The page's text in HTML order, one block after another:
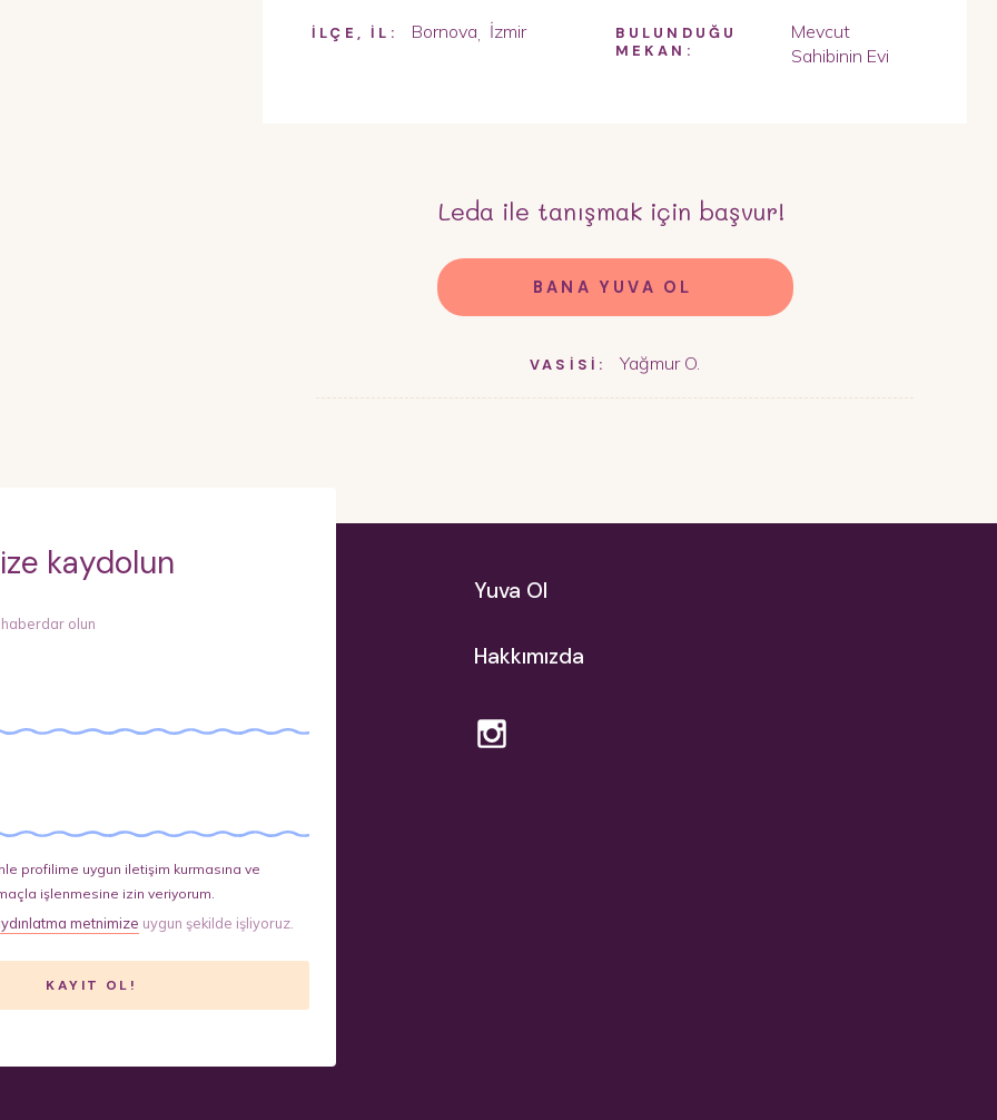
İLÇE, İL: Bornova, İzmir
BULUNDUĞU
MEKAN:
Mevcut
Sahibinin Evi
Leda ile tanışmak için başvur!
BANA YUVA OL
VASİSİ: Yağmur O.
kaydolun
olun
profilime uygun iletişim kurmasına ve
işlenmesine izin veriyorum.
metnimize uygun şekilde işliyoruz.
Yuva Ol
Hakkımızda